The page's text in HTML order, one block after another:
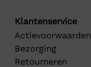
Klantenservice
Actievoorwaarden
Bezorging
Retourneren